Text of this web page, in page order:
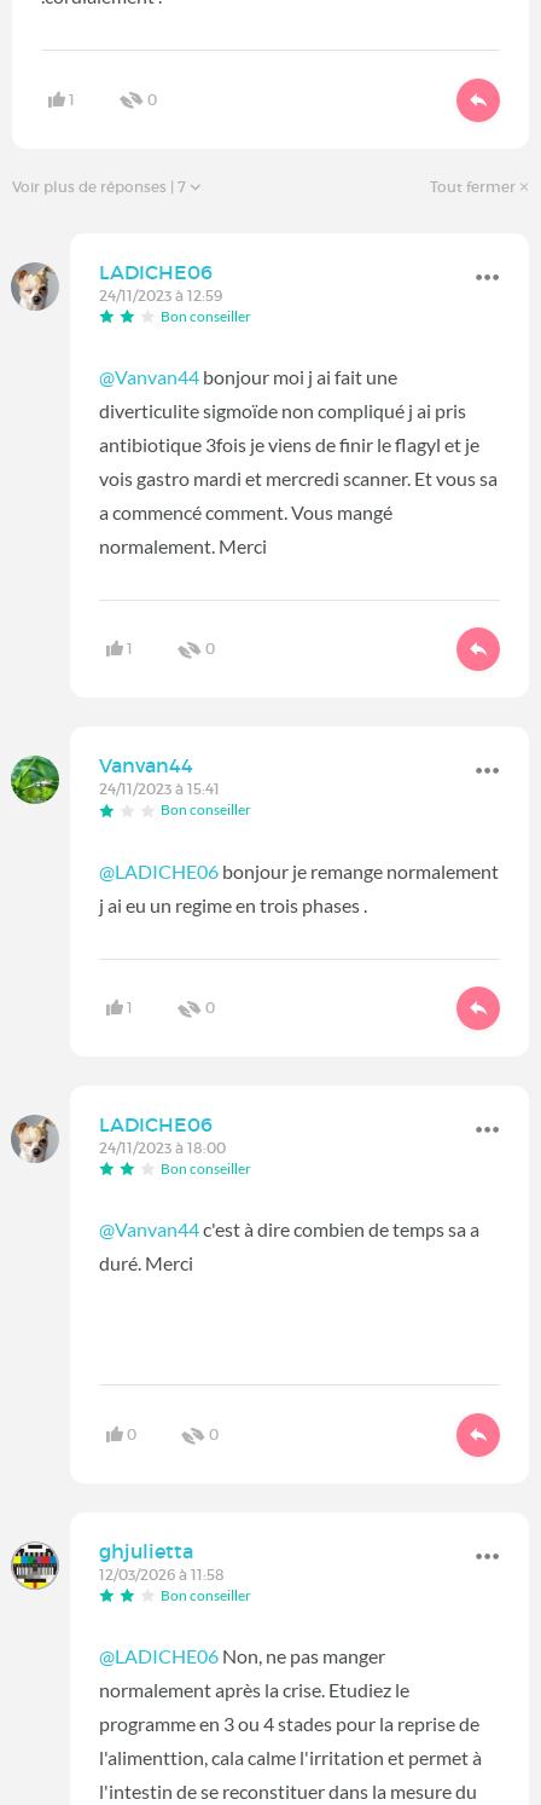
1 0
Tout fermer
Voir plus de réponses | 7
LADICHE06
24/11/2023 à 12:59
Bon conseiller
@Vanvan44 bonjour moi j ai fait une
diverticulite sigmoïde non compliqué j ai pris
antibiotique 3fois je viens de finir le flagyl et je
vois gastro mardi et mercredi scanner. Et vous sa
a commencé comment. Vous mangé
normalement. Merci
1 0
Vanvan44
24/11/2023 à 15:41
Bon conseiller
@LADICHE06 bonjour je remange normalement
j ai eu un regime en trois phases .
1 0
LADICHE06
24/11/2023 à 18:00
Bon conseiller
@Vanvan44c'est à dire combien de temps sa a
duré. Merci
0 0
ghjulietta
12/03/2026 à 11:58
Bon conseiller
@LADICHE06 Non, ne pas manger
normalement après la crise. Etudiez le
programme en 3 ou 4 stades pour la reprise de
l'alimenttion, cala calme l'irritation et permet à
l'intestin de se reconstituer dans la mesure du